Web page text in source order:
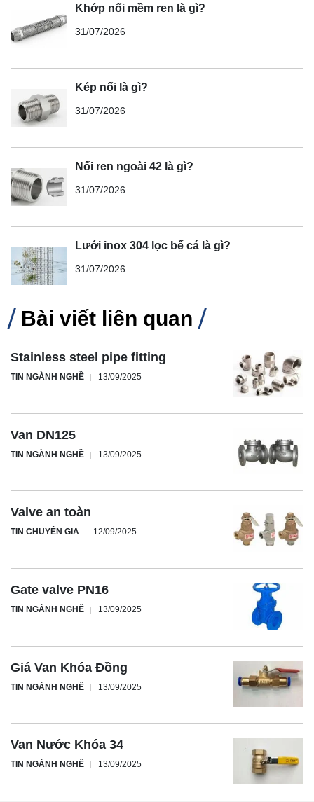
Khớp nối mềm ren là gì?
31/07/2026
Kép nối là gì?
31/07/2026
Nối ren ngoài 42 là gì?
31/07/2026
Lưới inox 304 lọc bể cá là gì?
31/07/2026
Bài viết liên quan
Stainless steel pipe fitting
TIN NGÀNH NGHỀ 13/09/2025
Van DN125
TIN NGÀNH NGHỀ 13/09/2025
Valve an toàn
TIN CHUYÊN GIA 12/09/2025
Gate valve PN16
TIN NGÀNH NGHỀ 13/09/2025
Giá Van Khóa Đồng
TIN NGÀNH NGHỀ 13/09/2025
Van Nước Khóa 34
TIN NGÀNH NGHỀ 13/09/2025